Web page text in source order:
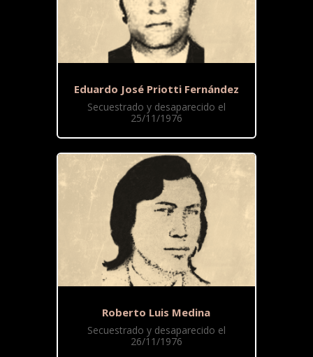
Eduardo José Priotti Fernández
Secuestrado y desaparecido el
25/11/1976
Roberto Luis Medina
Secuestrado y desaparecido el
26/11/1976